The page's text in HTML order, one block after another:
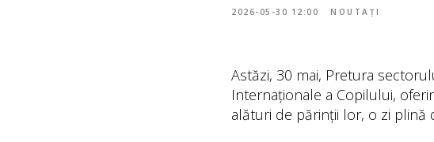
2026-05-30 12:00 NOUTAȚI
Astăzi, 30 mai, Pretura
Internaționale a Copilului,
alături de părinții lor, o zi plină